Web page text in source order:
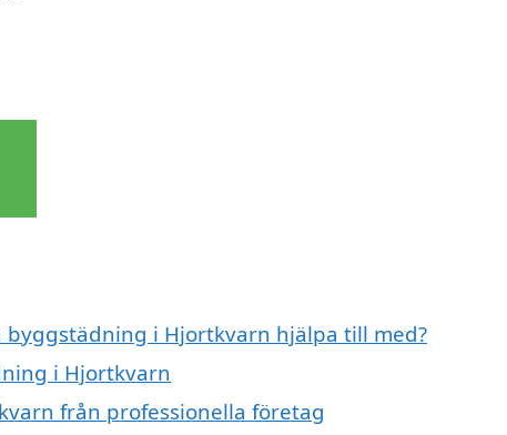
i Hjortkvarn hjälpa till med?
i Hjortkvarn
från professionella företag